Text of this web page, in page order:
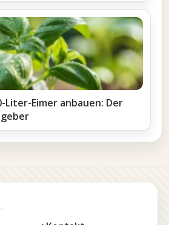
Liter-Eimer anbauen: Der